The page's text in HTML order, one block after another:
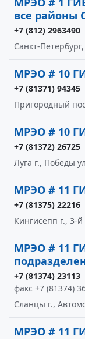
все районы
+7 (812) 2963490
Санкт-
МРЭО # 10
+7 (81371) 94345
Пригородный
МРЭО # 10
+7 (81372) 26725
Луга г., Победы
МРЭО # 11
+7 (81375) 22216
Кингисепп г., 3-
МРЭО # 11
+7 (81374) 23113
факс +7 (81374)
Сланцы г.,
МРЭО # 11